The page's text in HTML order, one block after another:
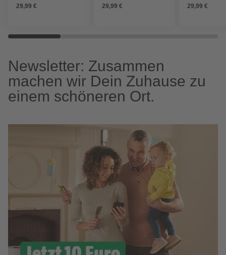
29,99 € 29,99 € 29,99 €
Newsletter: Zusammen
machen wir Dein Zuhause zu
einem schöneren Ort.